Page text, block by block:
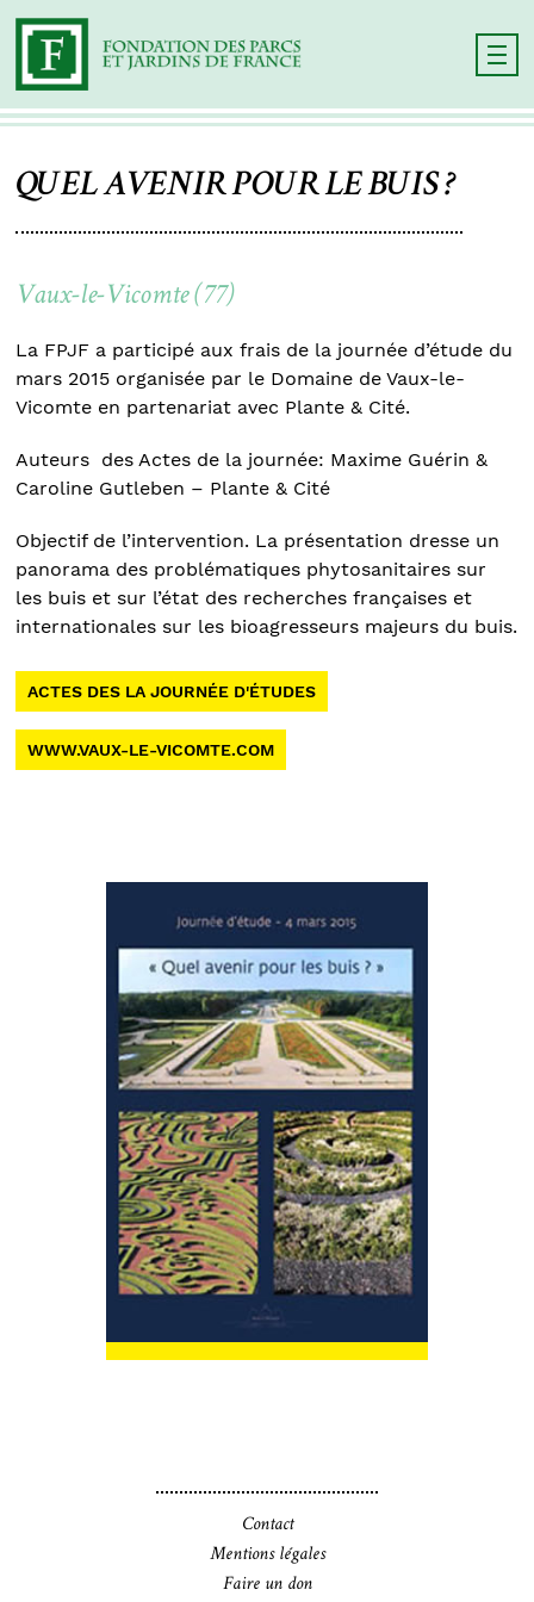
QUEL AVENIR POUR LE BUIS ?
Vaux-le-Vicomte (77)
La FPJF a participé aux frais de la journée d’étude du
mars 2015 organisée par le Domaine de Vaux-le-
Vicomte en partenariat avec Plante & Cité.
Auteurs des Actes de la journée: Maxime Guérin &
Caroline Gutleben – Plante & Cité
Objectif de l’intervention. La présentation dresse un
panorama des problématiques phytosanitaires sur
les buis et sur l’état des recherches françaises et
internationales sur les bioagresseurs majeurs du buis.
ACTES DES LA JOURNÉE D'ÉTUDES
WWW.VAUX-LE-VICOMTE.COM
Contact
Mentions légales
Faire un don